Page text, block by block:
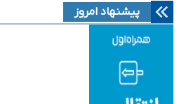
پیشنهاد امروز